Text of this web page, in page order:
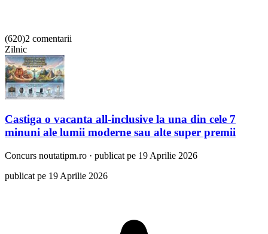
(620)2 comentarii
Zilnic
Castiga o vacanta all-inclusive la una din cele 7
minuni ale lumii moderne sau alte super premii
Concurs noutatipm.ro · publicat pe 19 Aprilie 2026
publicat pe 19 Aprilie 2026